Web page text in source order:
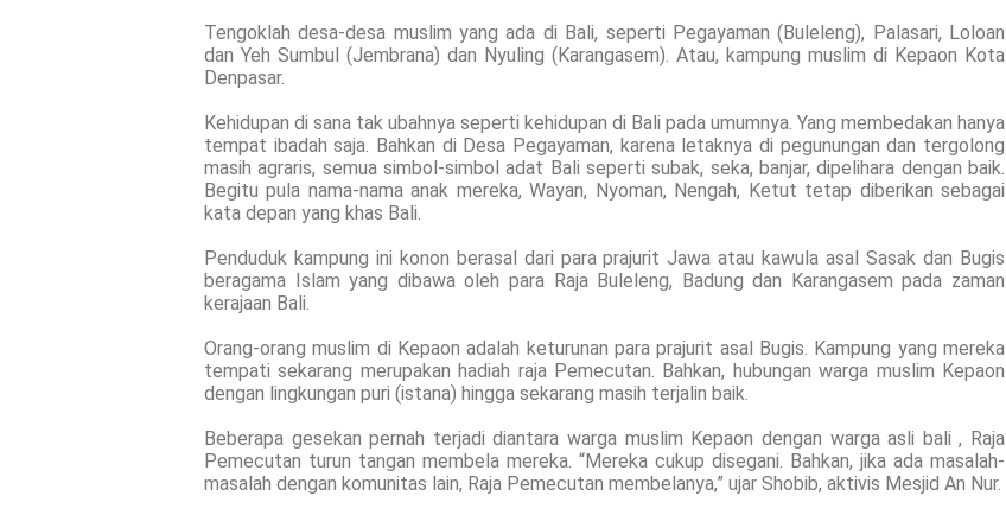
Tengoklah desa-desa muslim yang ada di Bali, seperti Pegayaman (Buleleng), Palasari, Loloan
dan Yeh Sumbul (Jembrana) dan Nyuling (Karangasem). Atau, kampung muslim di Kepaon Kota
Denpasar.
Kehidupan di sana tak ubahnya seperti kehidupan di Bali pada umumnya. Yang membedakan hanya
tempat ibadah saja. Bahkan di Desa Pegayaman, karena letaknya di pegunungan dan tergolong
masih agraris, semua simbol-simbol adat Bali seperti subak, seka, banjar, dipelihara dengan baik.
Begitu pula nama-nama anak mereka, Wayan, Nyoman, Nengah, Ketut tetap diberikan sebagai
kata depan yang khas Bali.
Penduduk kampung ini konon berasal dari para prajurit Jawa atau kawula asal Sasak dan Bugis
beragama Islam yang dibawa oleh para Raja Buleleng, Badung dan Karangasem pada zaman
kerajaan Bali.
Orang-orang muslim di Kepaon adalah keturunan para prajurit asal Bugis. Kampung yang mereka
tempati sekarang merupakan hadiah raja Pemecutan. Bahkan, hubungan warga muslim Kepaon
dengan lingkungan puri (istana) hingga sekarang masih terjalin baik.
Beberapa gesekan pernah terjadi diantara warga muslim Kepaon dengan warga asli bali , Raja
Pemecutan turun tangan membela mereka. “Mereka cukup disegani. Bahkan, jika ada masalah-
masalah dengan komunitas lain, Raja Pemecutan membelanya,” ujar Shobib, aktivis Mesjid An Nur.